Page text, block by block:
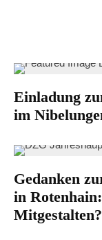
Einladung
im
Gedanken
in
Mitgestalten?